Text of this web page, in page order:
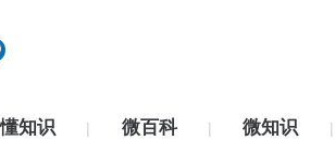
懂知识 | 微百科 | 微知识 |